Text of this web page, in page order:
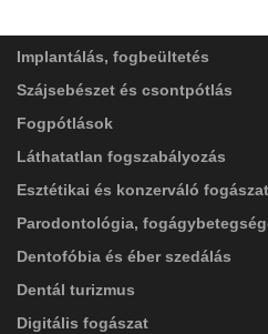
Implantálás, fogbeültetés
Szájsebészet és csontpótlás
Fogpótlások
Láthatatlan fogszabályozás
Esztétikai és konzerváló fogászat
Parodontológia,
Dentofóbia és éber szedálás
Dentál turizmus
Digitális fogászat